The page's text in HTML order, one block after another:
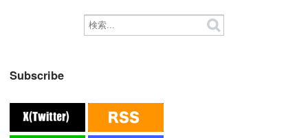
Subscribe